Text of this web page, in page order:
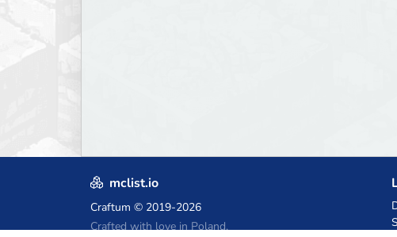
mclist.io
Craftum © 2019-2026
Crafted with love in Poland,